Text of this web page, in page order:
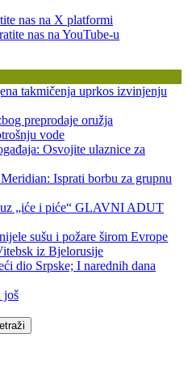
takmičenja uprkos izvinjenju
preprodaje oružja
vode
Osvojite ulaznice za
Isprati borbu za grupnu
„iće i piće“ GLAVNI ADUT
sušu i požare širom Evrope
iz Bjelorusije
dio Srpske; I narednih dana
još